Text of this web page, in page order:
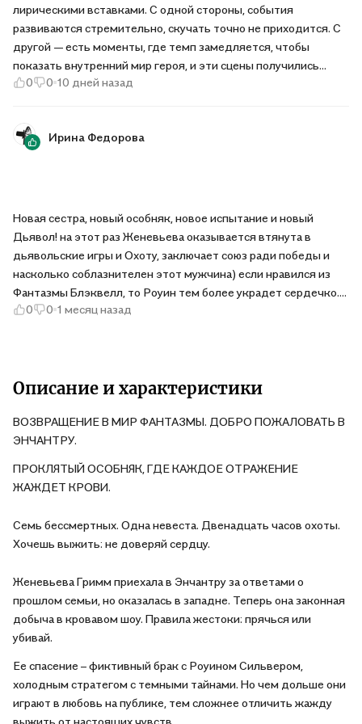
искренность карается смертью.
Об авторе:
влюбленная в магию и романтику. Родом из Луизианы, она с
детства обожала книги и мечтала сочинять собственные
кошками. Любит писать на берегу океана, бродить по
книжным магазинам и с увлечением обсуждать астрологию.
_____________________________________________________________
Особенности издания: большой покет с клапанами, книжной
лирическими вставками. С одной стороны, события
развиваются стремительно, скучать точно не приходится. С
другой — есть моменты, где темп замедляется, чтобы
показать внутренний мир героя, и эти сцены получились
самыми трогательными. Понравилось, как автор работает с
рассказать о персонаже. При этом нет ощущения
перегруженности: каждая деталь на своём месте.
0 0 10 дней назад
Ирина Федорова
Новая сестра, новый особняк, новое испытание и новый
Дьявол! на этот раз Женевьева оказывается втянута в
дьявольские игры и Охоту, заключает союз ради победы и
насколько соблазнителен этот мужчина) если нравился из
Фантазмы Блэквелл, то Роуин тем более украдет сердечко.
Обаятельный на все 100%, Пара из этих двоих получилась
арт, с другой послание. Как же жаль, что книг всего две и
нравится как пишет автор! Больше ее книг на хотела бы
увидеть в продаже и купить, конечно Жаль, только что
издание в мягкой обложке, хоть она и очень красивая! я
готова брать романтику в подобных покетах, но предпочитаю
фэнтези покупать в твёрдом более долговечном переплёте,
0 0 1 месяц назад
Описание и характеристики
ВОЗВРАЩЕНИЕ В МИР ФАНТАЗМЫ. ДОБРО ПОЖАЛОВАТЬ В
ЭНЧАНТРУ.
ПРОКЛЯТЫЙ ОСОБНЯК, ГДЕ КАЖДОЕ ОТРАЖЕНИЕ
ЖАЖДЕТ КРОВИ.
Семь бессмертных. Одна невеста. Двенадцать часов охоты.
Хочешь выжить: не доверяй сердцу.
Женевьева Гримм приехала в Энчантру за ответами о
прошлом семьи, но оказалась в западне. Теперь она законная
добыча в кровавом шоу. Правила жестоки: прячься или
убивай.
Ее спасение – фиктивный брак с Роуином Сильвером,
холодным стратегом с темными тайнами. Но чем дольше они
играют в любовь на публике, тем сложнее отличить жажду
выжить от настоящих чувств.